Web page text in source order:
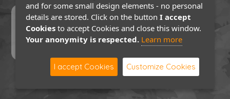
and for some small design elements - no personal
details are stored. Click on the button I accept
Cookies to accept Cookies and close this window.
Your anonymity is respected. Learn more
I accept Cookies Customize Cookies